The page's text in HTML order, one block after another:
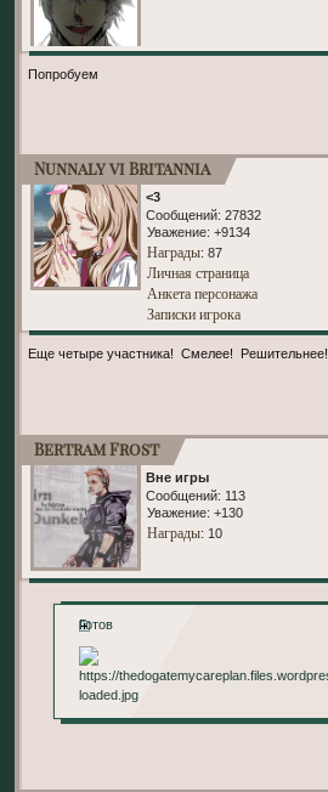
Попробуем
Nunnaly vi Britannia
<3
Сообщений: 27832
Уважение: +9134
Награды: 87
Личная страница
Анкета персонажа
Записки игрока
Еще четыре участника! Смелее! Решительнее!
Bertram Frost
Вне игры
Сообщений: 113
Уважение: +130
Награды: 10
Готов